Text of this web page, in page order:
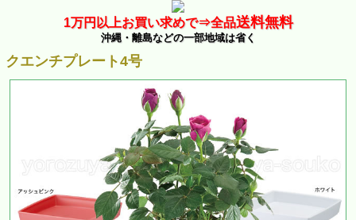
1万円以上お買い求めで⇒全品送料無料
沖縄・離島などの一部地域は省く
クエンチプレート4号